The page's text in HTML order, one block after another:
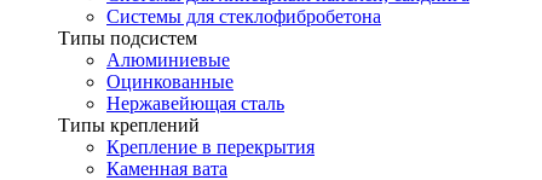
Системы для стеклофибробетона
Типы подсистем
Алюминиевые
Оцинкованные
Нержавейющая сталь
Типы креплений
Крепление в перекрытия
Каменная вата